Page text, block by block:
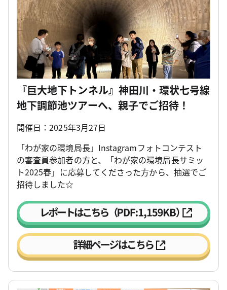
『巨大地下トンネル』神田川・環状七号線
地下調節池ツアーへ、親子でご招待！
開催日：2025年3月27日
「わが家の環境局長」Instagramフォトコンテスト
の審査員参加者の方と、「わが家の環境局長サミッ
ト2025春」に応募してくださった方から、抽選でご
招待しました☆